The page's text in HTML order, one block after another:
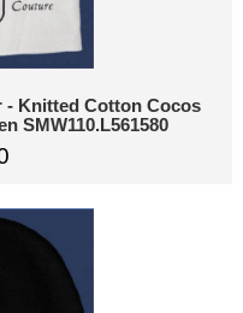
- Knitted Cotton Cocos
SMW110.L561580